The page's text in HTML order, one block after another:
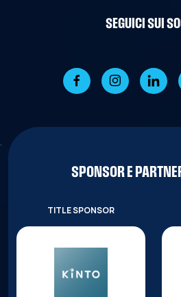
SEGUICI SUI
SPONSOR E
TITLE SPONSOR